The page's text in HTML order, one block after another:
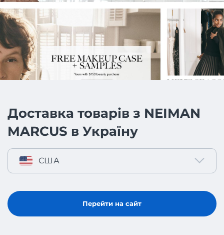
Доставка товарів з NEIMAN
MARCUS в Україну
США
Перейти на сайт